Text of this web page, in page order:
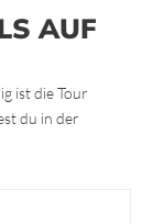
AUF
ist die Tour
du in der